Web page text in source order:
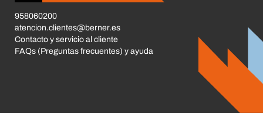
958060200
atencion.clientes@berner.es
Contacto y servicio al cliente
FAQs (Preguntas frecuentes) y ayuda